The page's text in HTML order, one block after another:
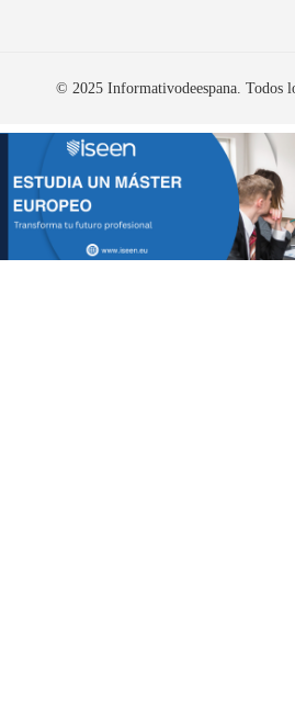
© 2025 Informativodeespana. Todos